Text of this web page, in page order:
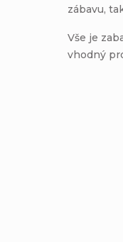
zábavu,
Vše je
vhodný